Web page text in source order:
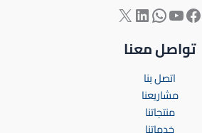
تواصل معنا
اتصل بنا
مشاريعنا
منتجاتنا